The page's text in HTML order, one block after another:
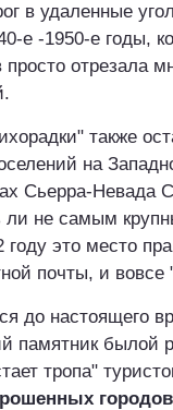
в удаленные
е -1950-е годы,
отрезала
также
на
Сьерра-Невада
не самым
это место
почты, и вовсе
до настоящего
памятник былой
тропа"
городов